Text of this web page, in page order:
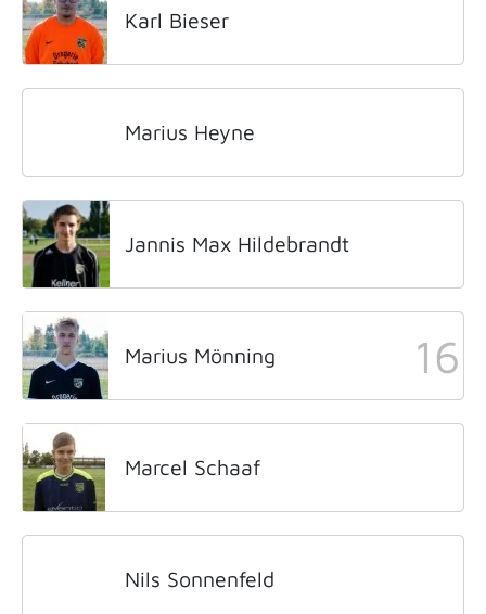
Karl Bieser
Marius Heyne
Jannis Max Hildebrandt
Marius Mönning 16
Marcel Schaaf
Nils Sonnenfeld